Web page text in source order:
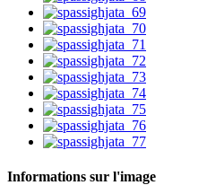
Informations sur l'image